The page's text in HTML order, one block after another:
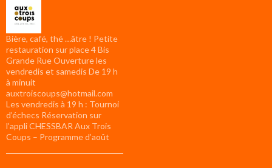
Bière, café, thé …âtre ! Petite
restauration sur place 4 Bis
Grande Rue Ouverture les
vendredis et samedis De 19 h
à minuit
auxtroiscoups@hotmail.com
Les vendredis à 19 h : Tournoi
d’échecs Réservation sur
l’appli CHESSBAR Aux Trois
Coups – Programme d’août